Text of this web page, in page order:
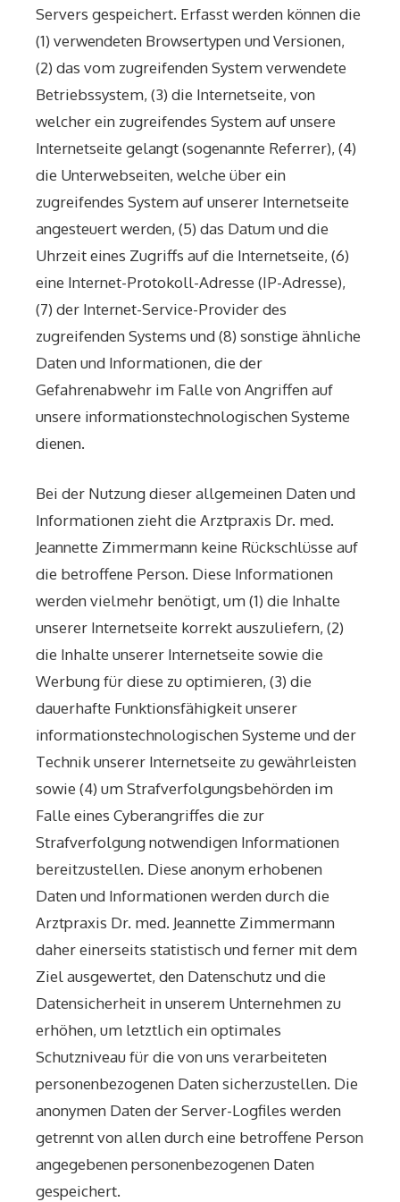
Servers gespeichert. Erfasst werden können die
(1) verwendeten Browsertypen und Versionen,
(2) das vom zugreifenden System verwendete
Betriebssystem, (3) die Internetseite, von
welcher ein zugreifendes System auf unsere
Internetseite gelangt (sogenannte Referrer), (4)
die Unterwebseiten, welche über ein
zugreifendes System auf unserer Internetseite
angesteuert werden, (5) das Datum und die
Uhrzeit eines Zugriffs auf die Internetseite, (6)
eine Internet-Protokoll-Adresse (IP-Adresse),
(7) der Internet-Service-Provider des
zugreifenden Systems und (8) sonstige ähnliche
Daten und Informationen, die der
Gefahrenabwehr im Falle von Angriffen auf
unsere informationstechnologischen Systeme
dienen.
Bei der Nutzung dieser allgemeinen Daten und
Informationen zieht die Arztpraxis Dr. med.
Jeannette Zimmermann keine Rückschlüsse auf
die betroffene Person. Diese Informationen
werden vielmehr benötigt, um (1) die Inhalte
unserer Internetseite korrekt auszuliefern, (2)
die Inhalte unserer Internetseite sowie die
Werbung für diese zu optimieren, (3) die
dauerhafte Funktionsfähigkeit unserer
informationstechnologischen Systeme und der
Technik unserer Internetseite zu gewährleisten
sowie (4) um Strafverfolgungsbehörden im
Falle eines Cyberangriffes die zur
Strafverfolgung notwendigen Informationen
bereitzustellen. Diese anonym erhobenen
Daten und Informationen werden durch die
Arztpraxis Dr. med. Jeannette Zimmermann
daher einerseits statistisch und ferner mit dem
Ziel ausgewertet, den Datenschutz und die
Datensicherheit in unserem Unternehmen zu
erhöhen, um letztlich ein optimales
Schutzniveau für die von uns verarbeiteten
personenbezogenen Daten sicherzustellen. Die
anonymen Daten der Server-Logfiles werden
getrennt von allen durch eine betroffene Person
angegebenen personenbezogenen Daten
gespeichert.